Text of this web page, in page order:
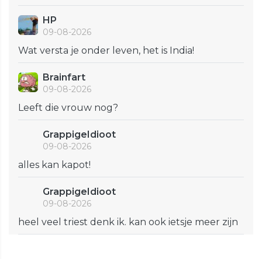
HP
09-08-2026
Wat versta je onder leven, het is India!
Brainfart
09-08-2026
Leeft die vrouw nog?
GrappigeIdioot
09-08-2026
alles kan kapot!
GrappigeIdioot
09-08-2026
heel veel triest denk ik. kan ook ietsje meer zijn